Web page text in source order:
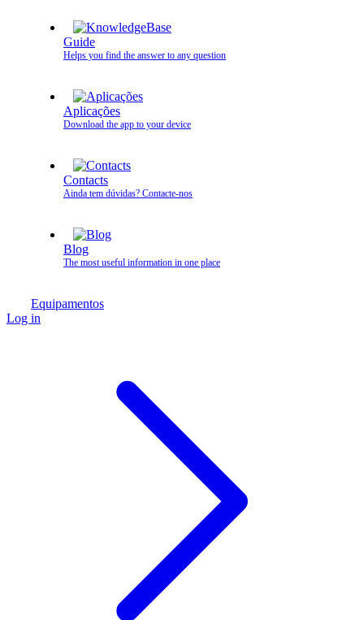
Guide
Helps you find the answer to any question
Aplicações
Download the app to your device
Contacts
Ainda tem dúvidas? Contacte‑nos
Blog
The most useful information in one place
Equipamentos
Log in